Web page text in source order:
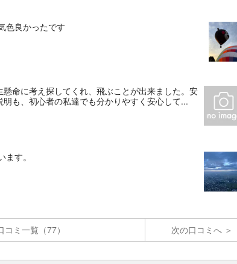
色良かったです
命に考え探してくれ、飛ぶことが出来ました。安
も、初心者の私達でも分かりやすく安心して...
す。
コミ一覧（77） 次の口コミへ